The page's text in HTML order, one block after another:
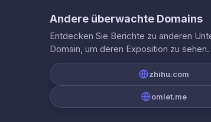
Andere überwachte Domains
Entdecken Sie Berichte zu anderen
Domain, um deren Exposition zu sehen.
zhihu.com
omlet.me